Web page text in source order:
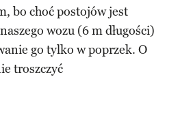
bo choć postojów jest
wozu (6 m długości)
go tylko w poprzek. O
troszczyć